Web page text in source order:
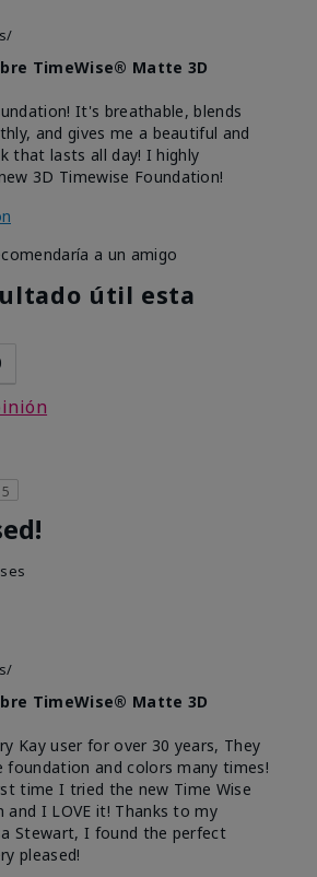
TimeWise® Matte 3D
It's breathable, blends
and gives me a beautiful and
that lasts all day! I highly
3D Timewise Foundation!
a un amigo
útil esta
5
TimeWise® Matte 3D
Kay user for over 30 years, They
foundation and colors many times!
time I tried the new Time Wise
I LOVE it! Thanks to my
Stewart, I found the perfect
pleased!